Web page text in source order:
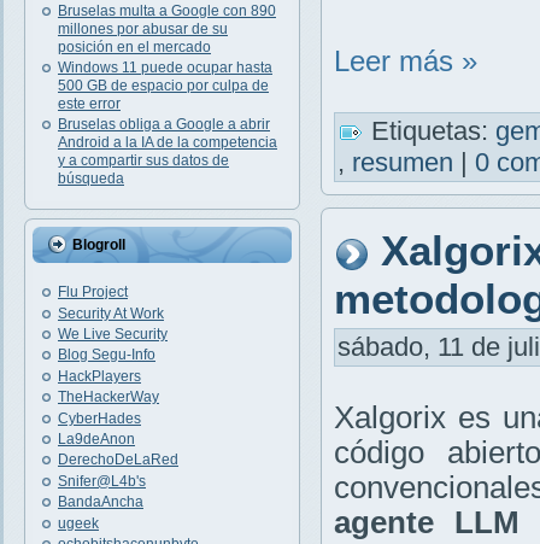
Bruselas multa a Google con 890
millones por abusar de su
posición en el mercado
Windows 11 puede ocupar hasta
500 GB de espacio por culpa de
este error
Bruselas obliga a Google a abrir
Android a la IA de la competencia
y a compartir sus datos de
búsqueda
Blogroll
Flu Project
Security At Work
We Live Security
Blog Segu-Info
HackPlayers
TheHackerWay
CyberHades
La9deAnon
DerechoDeLaRed
Snifer@L4b's
BandaAncha
ugeek
Leer más »
Etiquetas:
, resumen | 0
sábado, 11 de
Xalgorix es
código
agente LLM